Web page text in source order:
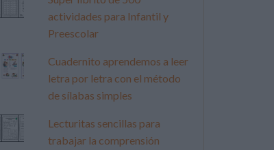
actividades para Infantil y
Preescolar
Cuadernito aprendemos a leer
letra por letra con el método
de sílabas simples
Lecturitas sencillas para
trabajar la comprensión